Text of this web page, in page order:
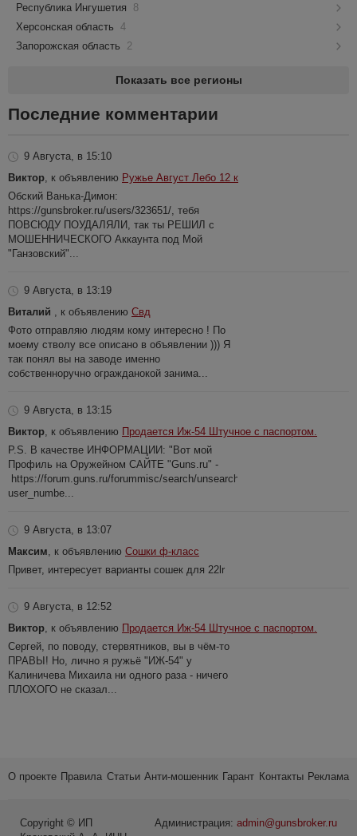
Республика Ингушетия
8
Херсонская область 4
Запорожская область
2
Показать все регионы
Последние комментарии
9 Августа, в 15:10
Виктор, к объявлению Ружье Август Лебо 12 к
Обский Ванька-Димон:
https://gunsbroker.ru/users/323651/, тебя
ПОВСЮДУ ПОУДАЛЯЛИ, так ты РЕШИЛ с
МОШЕННИЧЕСКОГО Аккаунта под Мой
"Ганзовский"...
9 Августа, в 13:19
Виталий , к объявлению Свд
Фото отправляю людям кому интересно ! По
моему стволу все описано в объявлении ))) Я
так понял вы на заводе именно
собственноручно огражданокой занима...
9 Августа, в 13:15
Виктор, к объявлению Продается Иж-54 Штучное с паспортом.
P.S. В качестве ИНФОРМАЦИИ: "Вот мой
Профиль на Оружейном САЙТЕ "Guns.ru" -
https://forum.guns.ru/forummisc/search/unsearch?
user_numbe...
9 Августа, в 13:07
Максим, к объявлению Сошки ф-класс
Привет, интересует варианты сошек для 22lr
9 Августа, в 12:52
Виктор, к объявлению Продается Иж-54 Штучное с паспортом.
Сергей, по поводу, стервятников, вы в чём-то
ПРАВЫ! Но, лично я ружьё "ИЖ-54" у
Калиничева Михаила ни одного раза - ничего
ПЛОХОГО не сказал...
О проекте Правила Статьи Анти-мошенник Гарант Контакты Реклама
Администрация: admin@gunsbroker.ru
Copyright © ИП